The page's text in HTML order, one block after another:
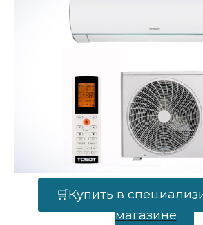
🛒Купить в
магазине